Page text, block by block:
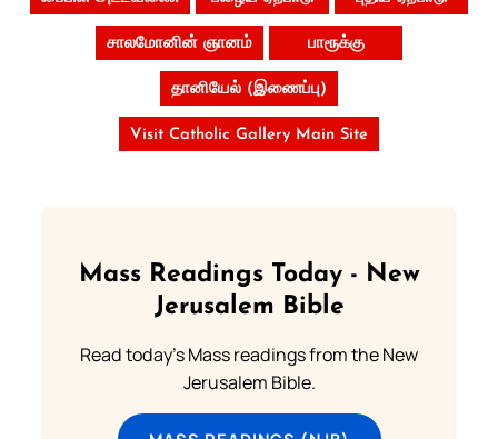
சாலமோனின் ஞானம் பாரூக்கு
தானியேல் (இணைப்பு)
Visit Catholic Gallery Main Site
Mass Readings Today - New
Jerusalem Bible
Read today's Mass readings from the New
Jerusalem Bible.